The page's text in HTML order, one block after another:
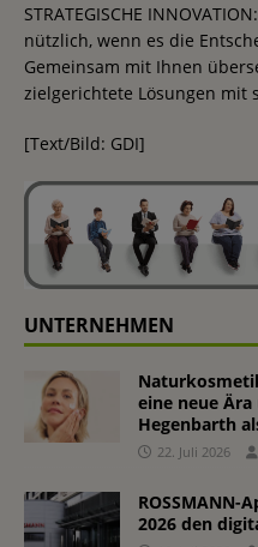
STRATEGISCHE
nützlich, wenn es die
Gemeinsam mit Ihnen
zielgerichtete Lösungen mit
[Text/Bild: GDI]
UNTERNEHMEN
eine neue
Hegenbarth
22. Juli 2026
ROSSMANN-
2026 den